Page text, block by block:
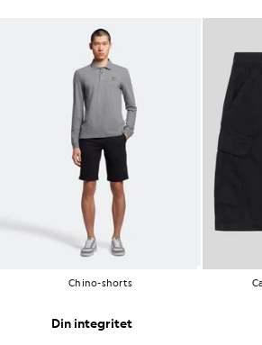
Chino-shorts
Din integritet